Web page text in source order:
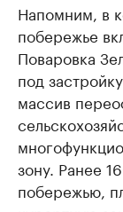
Напомним, в
побережье
Поваровка
под
массив
зону. Ранее
побережью,